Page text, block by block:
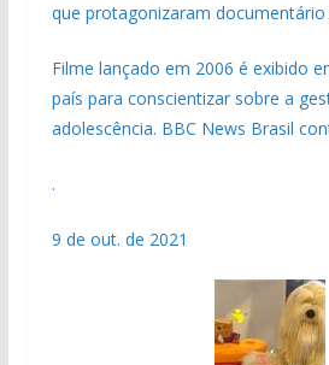
que protagonizaram documentário
Filme lançado em 2006 é exibido
país para conscientizar sobre a
adolescência. BBC News Brasil
.
9 de out. de 2021